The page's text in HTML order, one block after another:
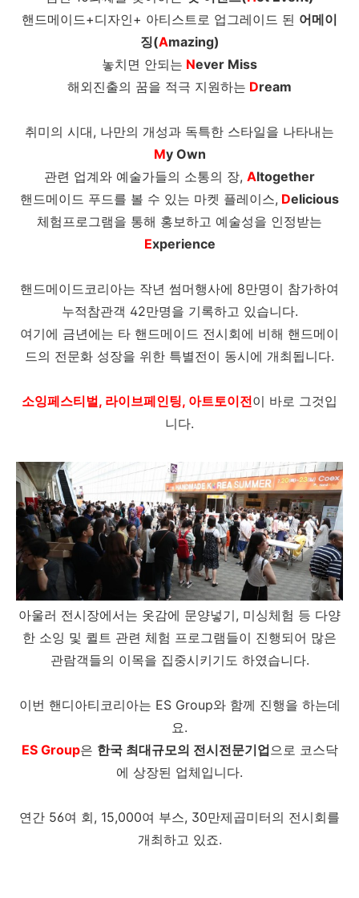
핸드메이드+디자인+ 아티스트로 업그레이드 된 어메이
징(Amazing)
놓치면 안되는 Never Miss
해외진출의 꿈을 적극 지원하는 Dream
취미의 시대, 나만의 개성과 독특한 스타일을 나타내는
My Own
관련 업계와 예술가들의 소통의 장, Altogether
핸드메이드 푸드를 볼 수 있는 마켓 플레이스, Delicious
체험프로그램을 통해 홍보하고 예술성을 인정받는
Experience
핸드메이드코리아는 작년 썸머행사에 8만명이 참가하여
누적참관객 42만명을 기록하고 있습니다.
여기에 금년에는 타 핸드메이드 전시회에 비해 핸드메이
드의 전문화 성장을 위한 특별전이 동시에 개최됩니다.
소잉페스티벌, 라이브페인팅, 아트토이전이 바로 그것입
니다.
아울러 전시장에서는 옷감에 문양넣기, 미싱체험 등 다양
한 소잉 및 퀼트 관련 체험 프로그램들이 진행되어 많은
관람객들의 이목을 집중시키기도 하였습니다.
이번 핸디아티코리아는 ES Group와 함께 진행을 하는데
요.
ES Group은 한국 최대규모의 전시전문기업으로 코스닥
에 상장된 업체입니다.
연간 56여 회, 15,000여 부스, 30만제곱미터의 전시회를
개최하고 있죠.